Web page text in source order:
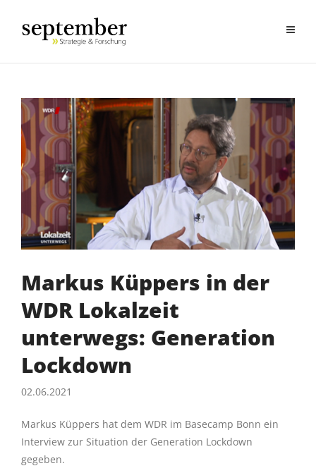
Markus Küppers in der
WDR Lokalzeit
unterwegs: Generation
Lockdown
02.06.2021
Markus Küppers hat dem WDR im Basecamp Bonn ein
Interview zur Situation der Generation Lockdown
gegeben.